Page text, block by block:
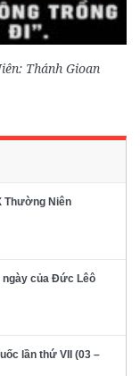
Thánh Gioan
Thường Niên
ngày của Đức Lêô
lần thứ VII (03 –